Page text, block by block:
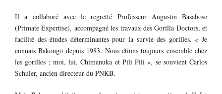
Il a collaboré avec le regretté Professeur Augustin Basabose
(Primate Expertise), accompagné les travaux des Gorilla Doctors, et
facilité des études déterminantes pour la survie des gorilles. « Je
connais Bakongo depuis 1983. Nous étions toujours ensemble chez
les gorilles ; moi, lui, Chimanuka et Pili Pili », se souvient Carlos
Schuler, ancien directeur du PNKB.